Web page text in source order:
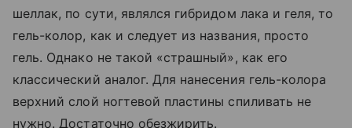
шеллак, по сути, являлся гибридом лака и геля, то
гель-колор, как и следует из названия, просто
гель. Однако не такой «страшный», как его
классический аналог. Для нанесения гель-колора
верхний слой ногтевой пластины спиливать не
нужно. Достаточно обезжирить.